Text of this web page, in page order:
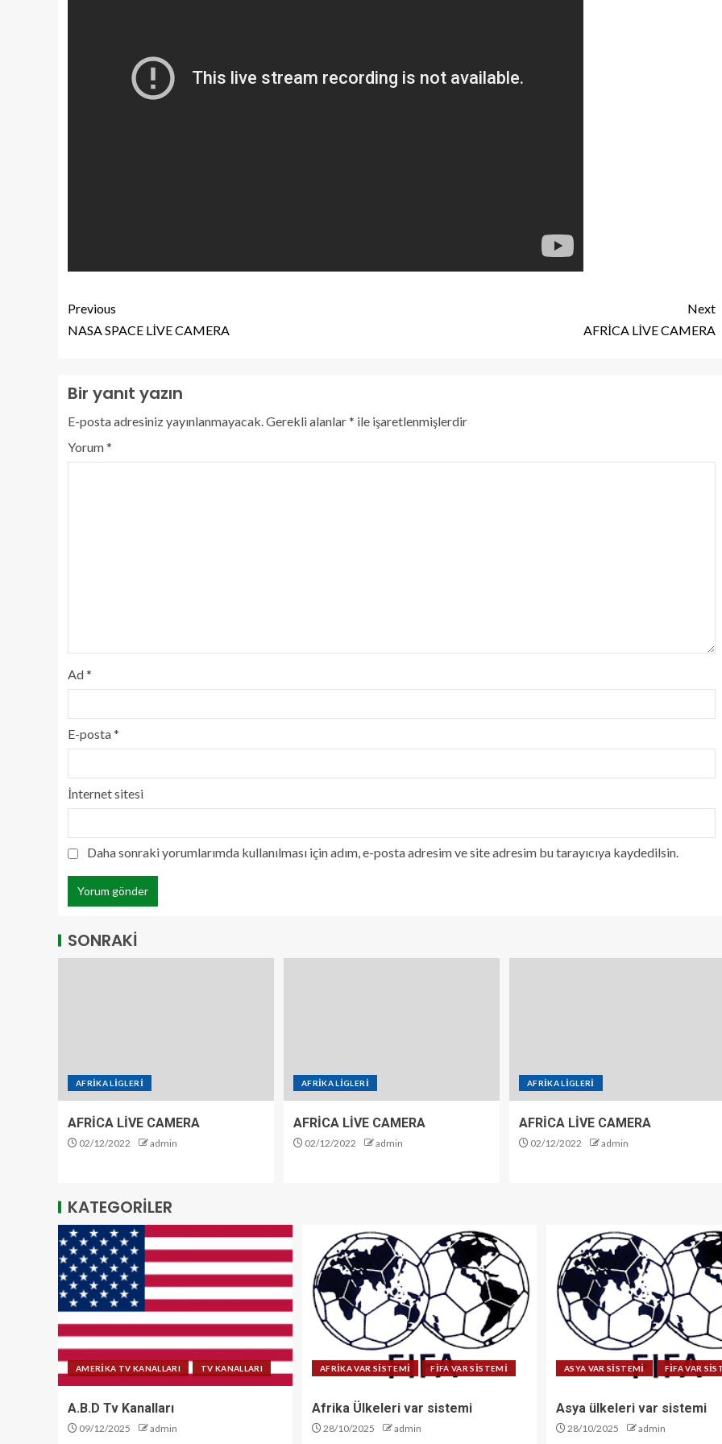
Previous
NASA SPACE LİVE CAMERA
Next
AFRİCA LİVE CAMERA
Bir yanıt yazın
E-posta adresiniz yayınlanmayacak.Gerekli alanlar* ile işaretlenmişlerdir
Yorum*
Ad*
E-posta*
İnternet sitesi
Daha sonraki yorumlarımda kullanılması için adım, e-posta adresim ve site adresim bu tarayıcıya kaydedilsin.
SONRAKİ
AFRİKA LİGLERİ
AFRİCA LİVE CAMERA
02/12/2022 admin
AFRİKA LİGLERİ
AFRİCA LİVE CAMERA
02/12/2022 admin
AFRİKA LİGLERİ
AFRİCA LİVE CAMERA
02/12/2022 admin
KATEGORİLER
AMERİKA TV KANALLARI TV KANALLARI
A.B.D Tv Kanalları
09/12/2025 admin
AFRİKA VAR SİSTEMİ FİFA VAR SİSTEMİ
Afrika Ülkeleri var sistemi
28/10/2025 admin
ASYA VAR SİSTEMİ FİFA VAR
Asya ülkeleri var sistemi
28/10/2025 admin